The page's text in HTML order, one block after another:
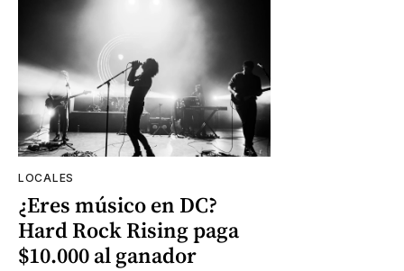
LOCALES
¿Eres músico en DC?
Hard Rock Rising paga
$10.000 al ganador